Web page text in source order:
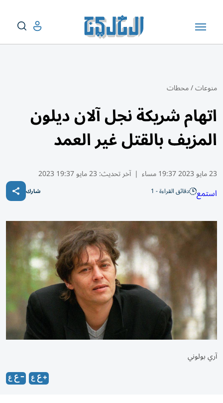
منوعات/محطات
اتهام شريكة نجل آلان ديلون
المزيف بالقتل غير العمد
23 مايو 2023 19:37 مساء | آخر تحديث: 23 مايو 19:37 2023
استمع دقائق القراءة - 1 شارك
آري بولوني